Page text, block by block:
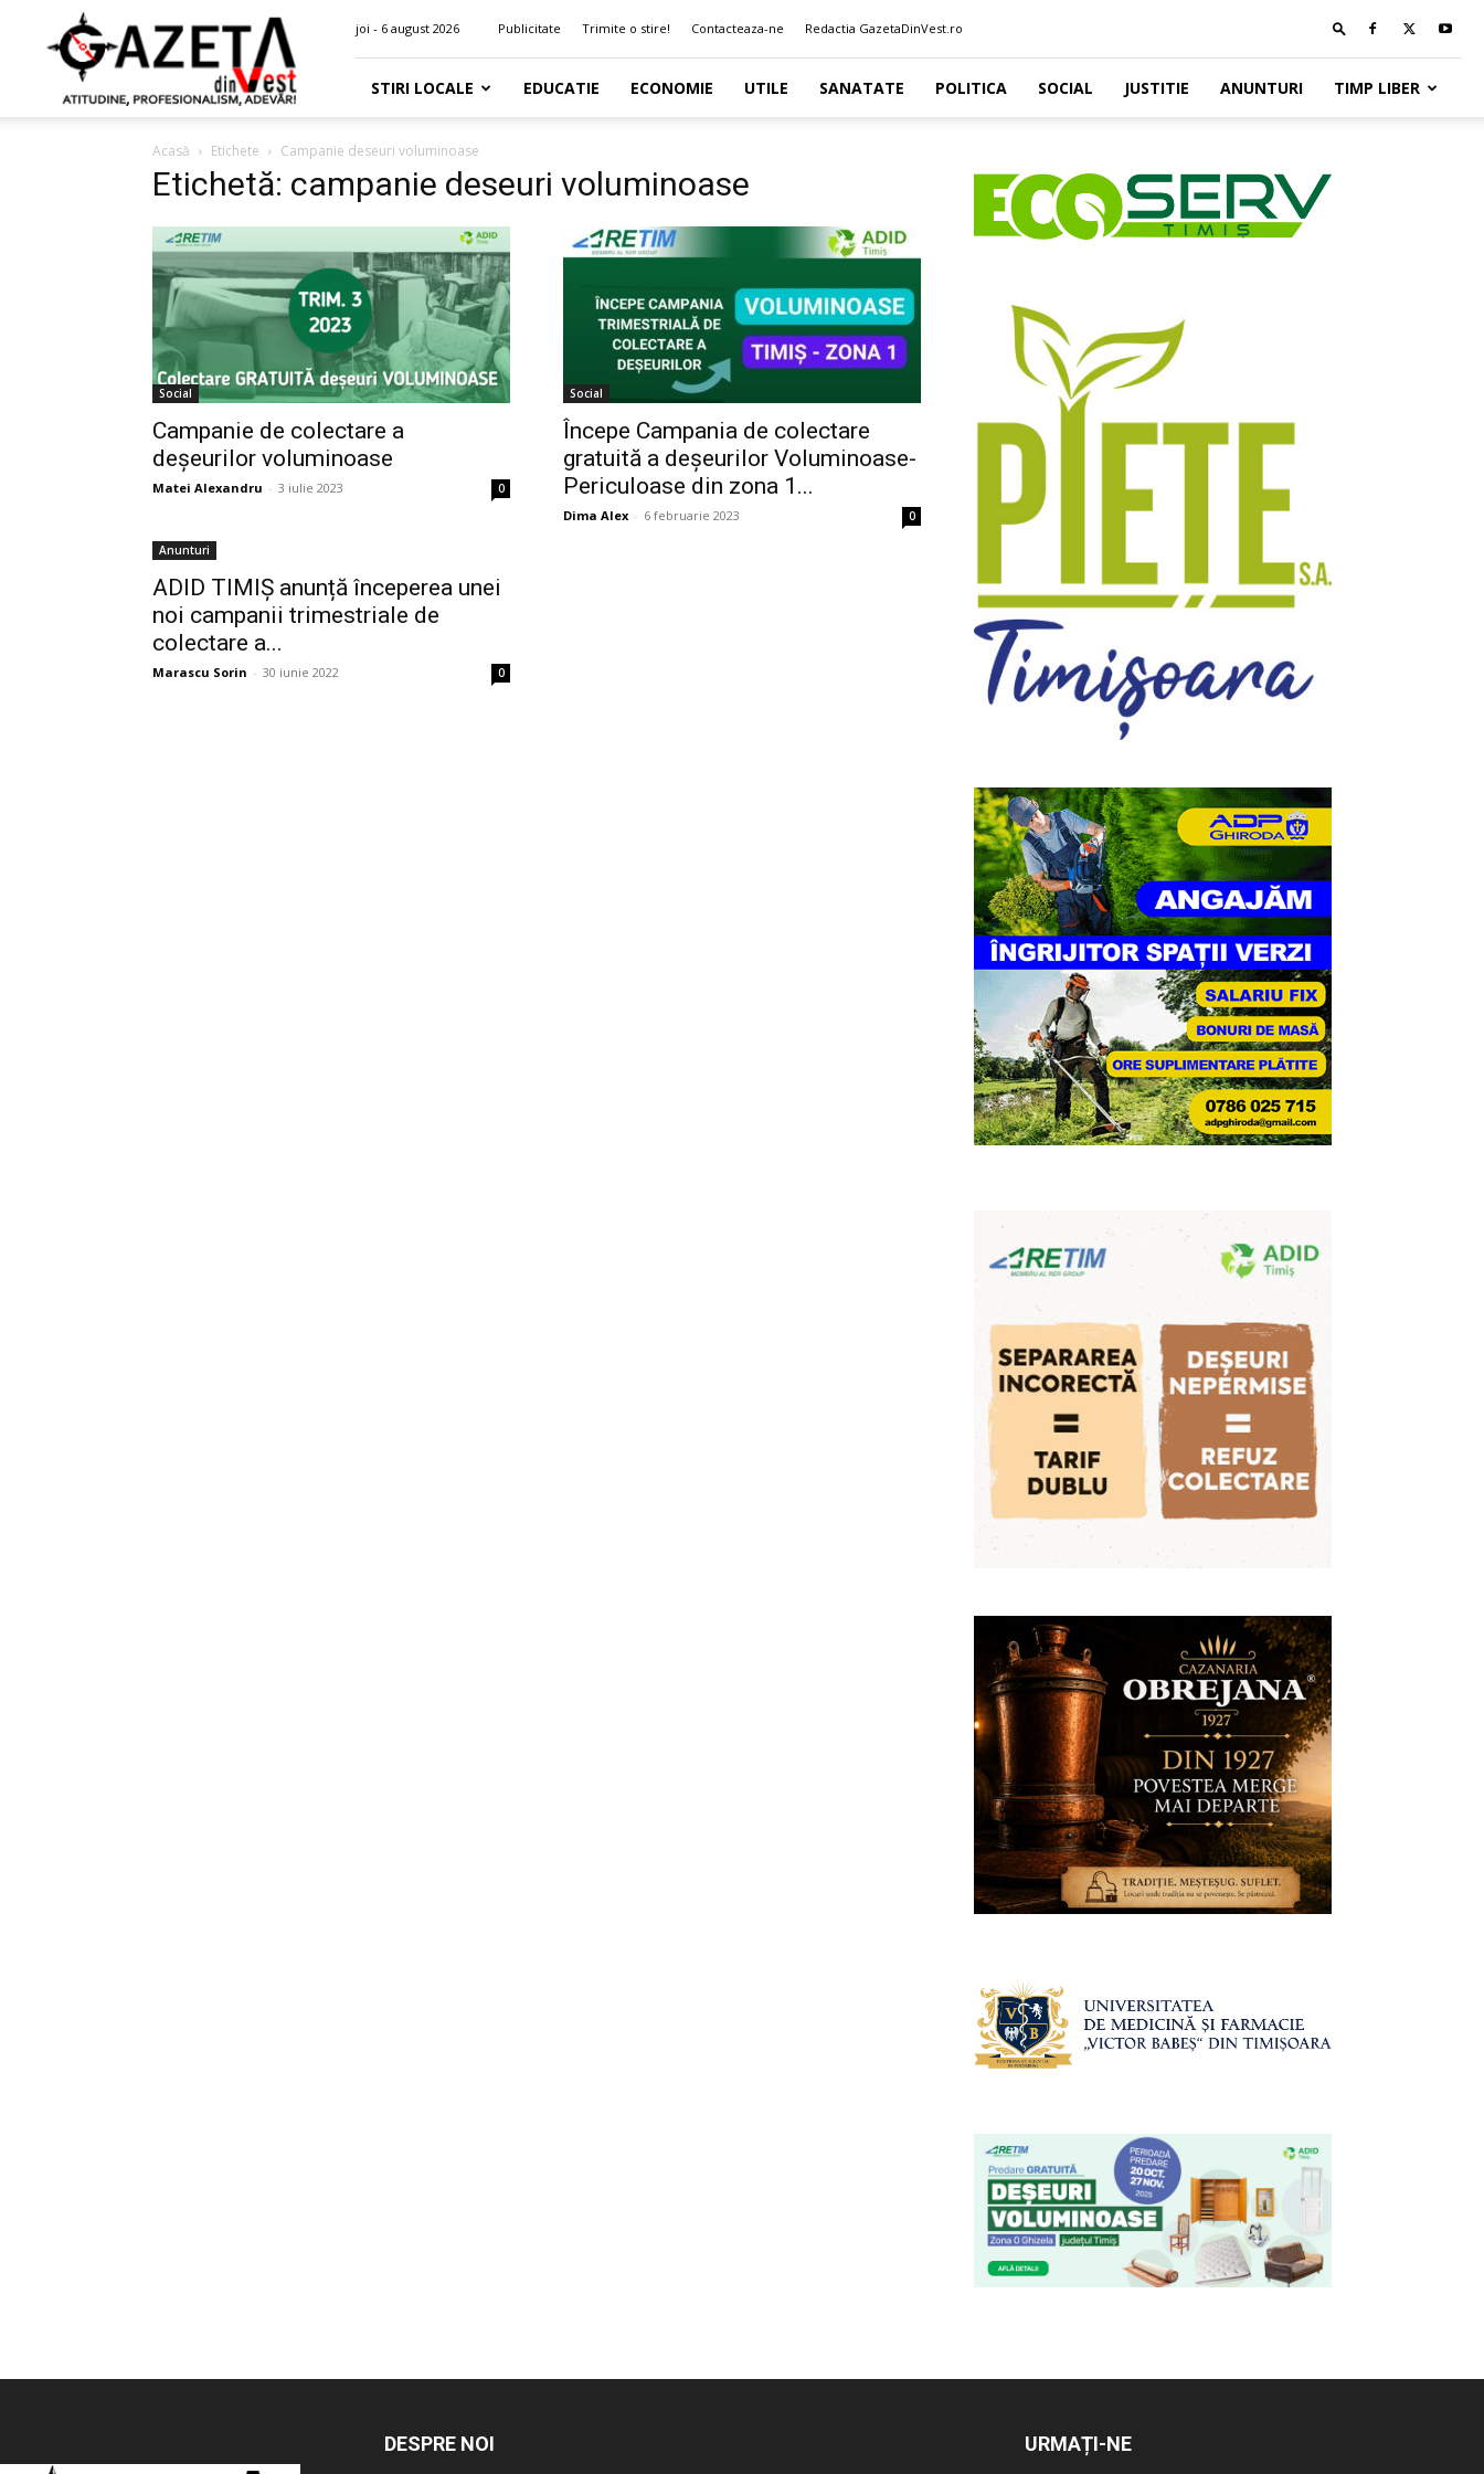
Gazeta
din
Vest
joi - 6 august 2026 Publicitate Trimite o stire! Contacteaza-ne Redactia GazetaDinVest.ro
STIRI LOCALE EDUCATIE ECONOMIE UTILE SANATATE POLITICA SOCIAL JUSTITIE ANUNTURI TIMP LIBER
Acasă Etichete Campanie deseuri voluminoase
Etichetă: campanie deseuri voluminoase
Social
Campanie de colectare a
deșeurilor voluminoase
Matei Alexandru - 3 iulie 2023 0
Social
Începe Campania de colectare
gratuită a deșeurilor Voluminoase-
Periculoase din zona 1...
Dima Alex - 6 februarie 2023 0
Anunturi
ADID TIMIȘ anunță începerea unei
noi campanii trimestriale de
colectare a...
Marascu Sorin - 30 iunie 2022 0
DESPRE NOI URMAȚI-NE